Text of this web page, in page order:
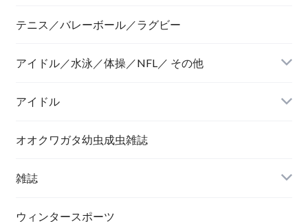
テニス／バレーボール／ラグビー
アイドル／水泳／体操／NFL／ その他
アイドル
オオクワガタ幼虫成虫雑誌
雑誌
ウィンタースポーツ